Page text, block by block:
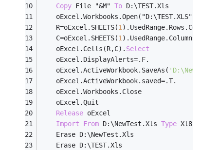
Copy File "&M" To D:\TEST.Xls
	oExcel.Workbooks.Open("D:\TEST.XLS")
	R
=oExcel.SHEETS(1).UsedRange.Rows.Count
	C
=oExcel.SHEETS(1
	oExcel.Cells(R,C).
Select
	oExcel.DisplayAlerts
=.F.
	oExcel.ActiveWorkbook.SaveAs(
	oExcel.ActiveWorkbook.saved
=.T.
	oExcel.Workbooks.Close
	oExcel.Quit
Release oExcel
Import
From D:\NewTest.Xls Type Xl8
	Erase D:\NewTest.Xls
	Erase D:\TEST.Xls